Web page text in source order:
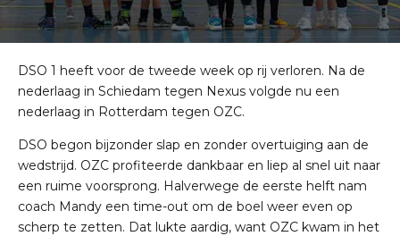
DSO 1 heeft voor de tweede week op rij verloren. Na de
nederlaag in Schiedam tegen Nexus volgde nu een
nederlaag in Rotterdam tegen OZC.
DSO begon bijzonder slap en zonder overtuiging aan de
wedstrijd. OZC profiteerde dankbaar en liep al snel uit naar
een ruime voorsprong. Halverwege de eerste helft nam
coach Mandy een time-out om de boel weer even op
scherp te zetten. Dat lukte aardig, want OZC kwam in het